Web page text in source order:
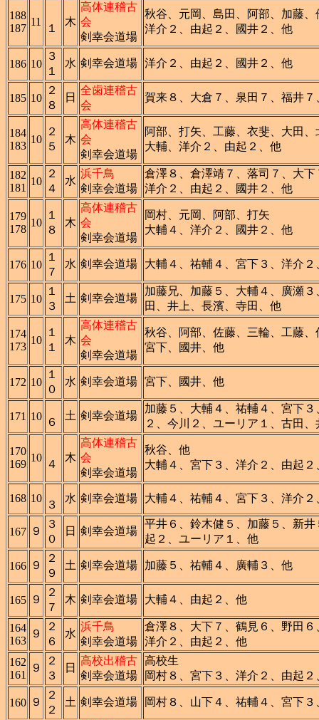
188
187
11
１
木
高体連稽古
会
剣幸会道場
秋谷、元岡、島田、阿部、加藤、
洋介２、由起２、國井２、他
186 10
３
１
水 剣幸会道場 洋介２、由起２、國井２、他
185 10
２
８
日
全歯連稽古
会
賀来８、大倉７、泉田７、福井
184
183
10
２
５
木
高体連稽古
会
剣幸会道場
阿部、打矢、工藤、衣斐、大田、
大輔、洋介２、由起２、他
182
181
10
２
４
水
浜千鳥
剣幸会道場
倉澤８、倉澤靖７、落司７、大
洋介２、由起２、國井２、他
179
178
10
１
８
木
高体連稽古
会
剣幸会道場
岡村、元岡、阿部、打矢
大輔４、洋介２、國井２、他
176 10
１
７
水 剣幸会道場 大輔４、祐輔４、宮下３、洋介
175 10
１
３
土 剣幸会道場
加藤兄、加藤５、大輔４、廣瀬
田、井上、長濱、寺田、他
174
173
10
１
１
木
高体連稽古
会
剣幸会道場
秋谷、阿部、佐藤、三輪、工藤
宮下、國井、他
172 10
１
０
水 剣幸会道場 宮下、國井、他
171 10 ６
土 剣幸会道場
加藤５、大輔４、祐輔４、宮下
２、今川２、ユーリア１、古田
170
169
10
４
木
高体連稽古
会
剣幸会道場
秋谷、他
大輔４、宮下３、洋介２、由起
168 10
３
水 剣幸会道場 大輔４、祐輔４、宮下３、洋介
167 ９
３
０
日 剣幸会道場
平井６、鈴木健５、加藤５、新
起２、ユーリア１、他
166 ９
２
９
土 剣幸会道場 加藤５、祐輔４、廣輔３、他
165 ９
２
７
木 剣幸会道場 大輔４、由起２、他
164
163
９
２
６
水
浜千鳥
剣幸会道場
倉澤８、大下７、鶴見６、野田
洋介２、由起２、他
162
161
９
２
３
日
高校出稽古
剣幸会道場
高校生
岡村８、宮下３、洋介２、由起
160 ９
２
２
土 剣幸会道場 岡村８、山下４、祐輔４、宮下